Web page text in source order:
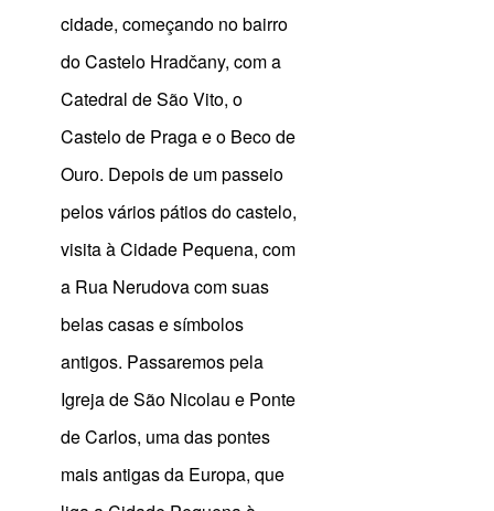
cidade, começando no bairro
do Castelo Hradčany, com a
Catedral de São Vito, o
Castelo de Praga e o Beco de
Ouro. Depois de um passeio
pelos vários pátios do castelo,
visita à Cidade Pequena, com
a Rua Nerudova com suas
belas casas e símbolos
antigos. Passaremos pela
Igreja de São Nicolau e Ponte
de Carlos, uma das pontes
mais antigas da Europa, que